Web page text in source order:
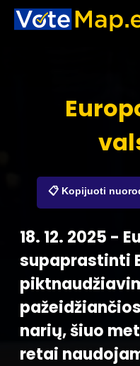
📋 Kopijuoti
18. 12. 2025 -
supaprastinti
narių, šiuo
retai